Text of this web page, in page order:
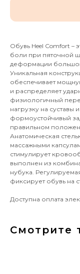
Обувь Heel Comfort –
боли при пяточной
деформации
Уникальная
обеспечивает
и распределяет
физиологичный
нагрузку на
формоустойчивый
правильном
Анатомическая
массажными
стимулирует
выполнен из
нубука.
фиксирует обувь на
Доступна оплата
Смотрите